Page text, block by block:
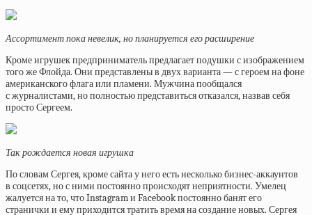
Ассортимент пока невелик, но планируется его расширение
Кроме игрушек предприниматель предлагает подушки с изображением
того же Флойда. Они представлены в двух варианта — с героем на фоне
американского флага или пламени. Мужчина пообщался
с журналистами, но полностью представиться отказался, назвав себя
просто Сергеем.
Так рождается новая игрушка
По словам Сергея, кроме сайта у него есть несколько бизнес-аккаунтов
в соцсетях, но с ними постоянно происходят неприятности. Умелец
жалуется на то, что Instagram и Facebook постоянно банят его
странички и ему приходится тратить время на создание новых. Сергея